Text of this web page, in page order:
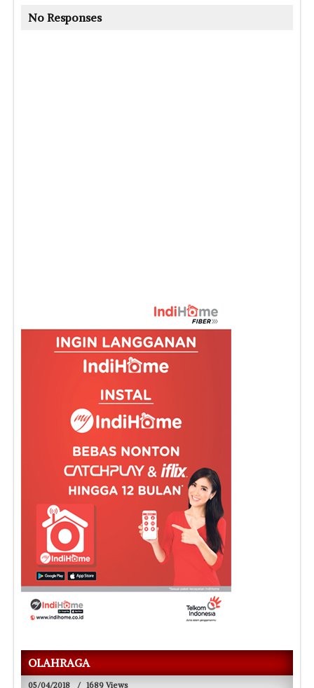
No Responses
OLAHRAGA
05/04/2018 / 1689 Views